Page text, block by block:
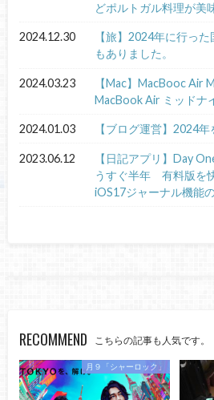
どポルトガル料理が美
2024.12.30
【旅】2024年に行っ
もありました。
2024.03.23
【Mac】MacBooc Air
MacBook Air ミッドナ
2024.01.03 【ブログ運営】2024
2023.06.12
【日記アプリ】Day
うすぐ半年 有料版を
iOS17ジャーナル機能
RECOMMEND こちらの記事も人気です。
月９「シャーロック」